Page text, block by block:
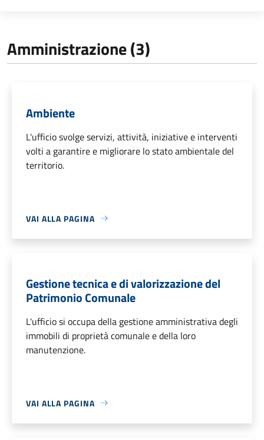
Amministrazione (3)
Ambiente
L'ufficio svolge servizi, attività, iniziative e interventi
volti a garantire e migliorare lo stato ambientale del
territorio.
VAI ALLA PAGINA
Gestione tecnica e di valorizzazione del
Patrimonio Comunale
L'ufficio si occupa della gestione amministrativa degli
immobili di proprietà comunale e della loro
manutenzione.
VAI ALLA PAGINA